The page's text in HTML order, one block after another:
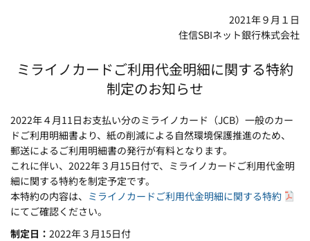
2021年９月１日
住信SBIネット銀行株式会社
ミライノカードご利用代金明細に関する特約
制定のお知らせ
2022年４月11日お支払い分のミライノカード（JCB）一般のカー
ドご利用明細書より、紙の削減による自然環境保護推進のため、
郵送によるご利用明細書の発行が有料となります。
これに伴い、2022年３月15日付で、ミライノカードご利用代金明
細に関する特約を制定予定です。
本特約の内容は、 ミライノカードご利用代金明細に関する特約
にてご確認ください。
制定日
2022年３月15日付